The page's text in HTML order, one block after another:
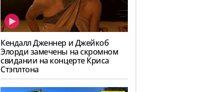
Кендалл Дженнер и Джейкоб
Элорди замечены на скромном
свидании на концерте Криса
Стэплтона